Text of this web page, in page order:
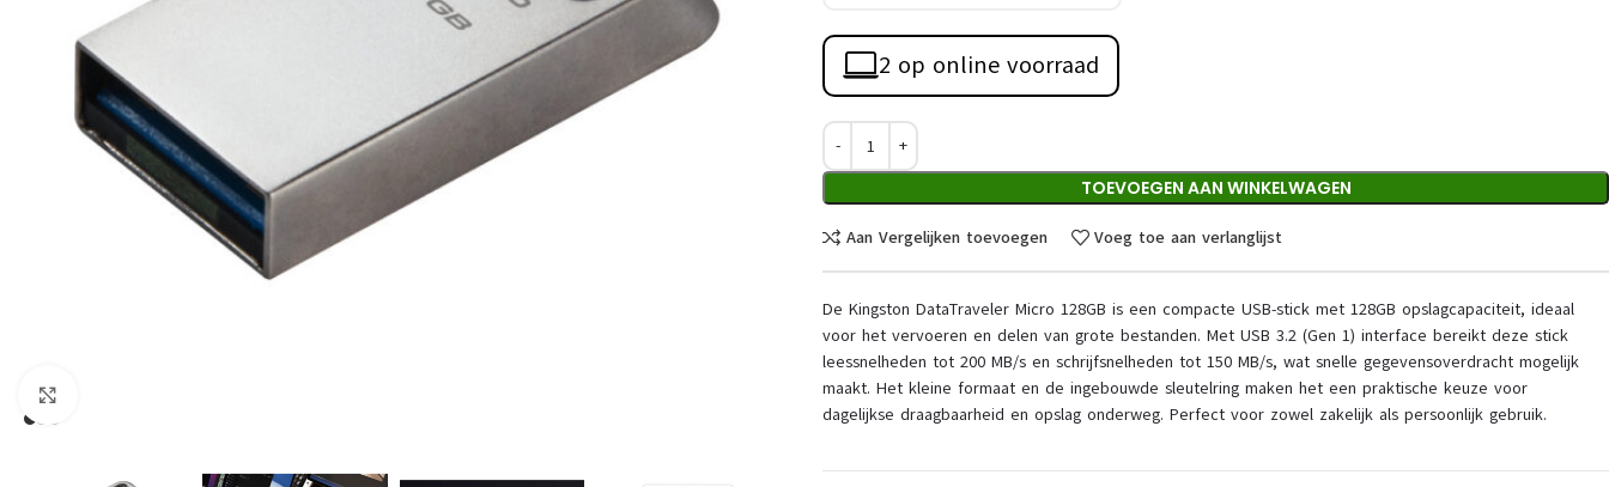
2 op online voorraad
TOEVOEGEN AAN WINKELWAGEN
Aan Vergelijken toevoegen Voeg toe aan verlanglijst
De Kingston DataTraveler Micro 128GB is een compacte USB-stick met 128GB opslagcapaciteit, ideaal
voor het vervoeren en delen van grote bestanden. Met USB 3.2 (Gen 1) interface bereikt deze stick
leessnelheden tot 200 MB/s en schrijfsnelheden tot 150 MB/s, wat snelle gegevensoverdracht mogelijk
maakt. Het kleine formaat en de ingebouwde sleutelring maken het een praktische keuze voor
dagelijkse draagbaarheid en opslag onderweg. Perfect voor zowel zakelijk als persoonlijk gebruik.